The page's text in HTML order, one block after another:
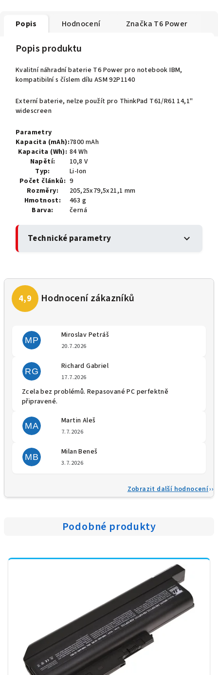
Popis Hodnocení Značka T6 Power
Popis produktu
Kvalitní náhradní baterie T6 Power pro notebook IBM,
kompatibilní s číslem dílu ASM 92P1140
Externí baterie, nelze použít pro ThinkPad T61/R61 14,1"
widescreen
Parametry
Kapacita (mAh):7800 mAh
Kapacita (Wh): 84 Wh
Napětí:
10,8 V
Typ:
Li-Ion
Počet článků: 9
Rozměry:
205,25x79,5x21,1 mm
Hmotnost:
463 g
Barva:
černá
Technické parametry expand_more
MP
Miroslav Petráš
20.7.2026
RG
Richard Gabriel
17.7.2026
Zcela bez problémů. Repasované PC perfektně
připravené.
MA
Martin Aleš
7.7.2026
MB
Milan Beneš
3.7.2026
Zobrazit další hodnocení
Podobné produkty